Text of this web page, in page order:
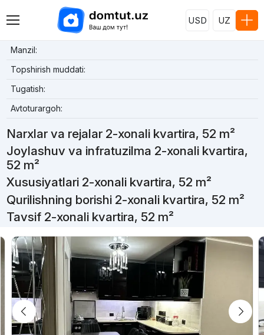
USD UZ
Manzil:
Topshirish muddati:
Tugatish:
Avtoturargoh:
Narxlar va rejalar 2-xonali kvartira, 52 m²
Joylashuv va infratuzilma 2-xonali kvartira,
52 m²
Xususiyatlari 2-xonali kvartira, 52 m²
Qurilishning borishi 2-xonali kvartira, 52 m²
Tavsif 2-xonali kvartira, 52 m²